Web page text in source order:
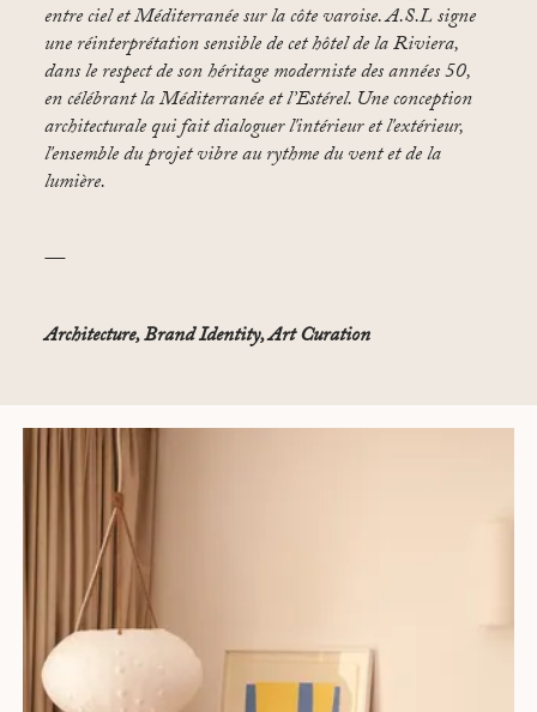
entre ciel et Méditerranée sur la côte varoise. A.S.L signe
une réinterprétation sensible de cet hôtel de la Riviera,
dans le respect de son héritage moderniste des années 50,
en célébrant la Méditerranée et l’Estérel. Une conception
architecturale qui fait dialoguer l'intérieur et l'extérieur,
l'ensemble du projet vibre au rythme du vent et de la
lumière.
—
Architecture, Brand Identity, Art Curation